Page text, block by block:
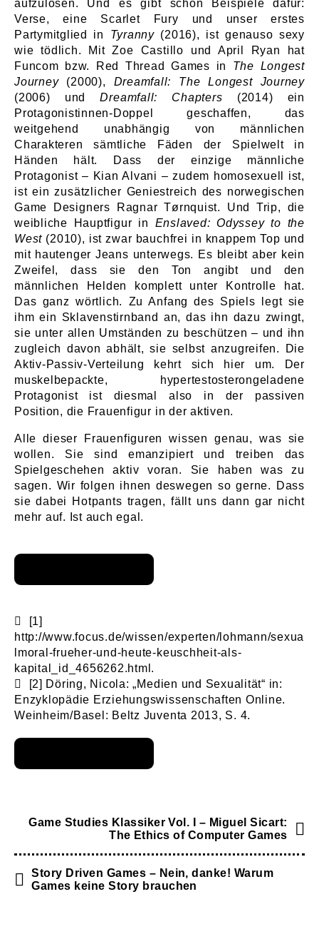
aufzulösen. Und es gibt schon Beispiele dafür:
Verse, eine Scarlet Fury und unser erstes
Partymitglied in Tyranny(2016), ist genauso sexy
wie tödlich. Mit Zoe Castillo und April Ryan hat
Funcom bzw. Red Thread Games in The Longest
Journey(2000), Dreamfall: The Longest Journey
(2006) undDreamfall: Chapters (2014) ein
Protagonistinnen-Doppel geschaffen, das
weitgehend unabhängig von männlichen
Charakteren sämtliche Fäden der Spielwelt in
Händen hält. Dass der einzige männliche
Protagonist – Kian Alvani – zudem homosexuell ist,
ist ein zusätzlicher Geniestreich des norwegischen
Game Designers Ragnar Tørnquist. Und Trip, die
weibliche Hauptfigur in Enslaved: Odyssey to the
West (2010), ist zwar bauchfrei in knappem Top und
mit hautenger Jeans unterwegs. Es bleibt aber kein
Zweifel, dass sie den Ton angibt und den
männlichen Helden komplett unter Kontrolle hat.
Das ganz wörtlich. Zu Anfang des Spiels legt sie
ihm ein Sklavenstirnband an, das ihn dazu zwingt,
sie unter allen Umständen zu beschützen – und ihn
zugleich davon abhält, sie selbst anzugreifen. Die
Aktiv-Passiv-Verteilung kehrt sich hier um. Der
muskelbepackte, hypertestosterongeladene
Protagonist ist diesmal also in der passiven
Position, die Frauenfigur in der aktiven.
Alle dieser Frauenfiguren wissen genau, was sie
wollen. Sie sind emanzipiert und treiben das
Spielgeschehen aktiv voran. Sie haben was zu
sagen. Wir folgen ihnen deswegen so gerne. Dass
sie dabei Hotpants tragen, fällt uns dann gar nicht
mehr auf. Ist auch egal.
[1]
http://www.focus.de/wissen/experten/lohmann/sexua
lmoral-frueher-und-heute-keuschheit-als-
kapital_id_4656262.html.
[2] Döring, Nicola: „Medien und Sexualität“ in:
Enzyklopädie Erziehungswissenschaften Online.
Weinheim/Basel: Beltz Juventa 2013, S. 4.
Game Studies Klassiker Vol. I – Miguel Sicart:
The Ethics of Computer Games
Story Driven Games – Nein, danke! Warum
Games keine Story brauchen